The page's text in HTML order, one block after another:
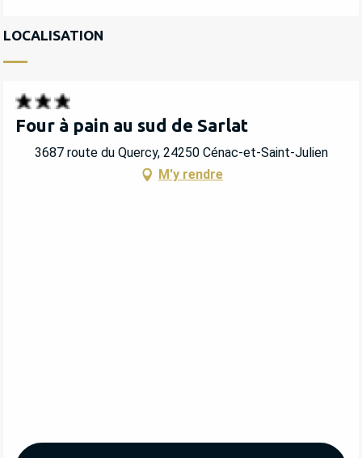
LOCALISATION
Four à pain au sud de Sarlat
3687 route du Quercy, 24250 Cénac-et-Saint-Julien
M'y rendre